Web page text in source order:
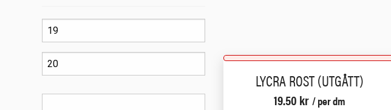
LYCRA ROST (UTGÅTT)
19.50 kr / per dm